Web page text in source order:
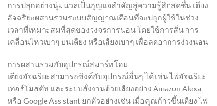
การปลุกอย่างนุ่มนวลเป็นกุญแจสำคัญสู่ความรู้สึกสดชื่น เตียง
อัจฉริยะผสานรวมระบบสัญญาณเตือนที่จะปลุกผู้ใช้ในช่วง
เวลาที่เหมาะสมที่สุดของวงจรการนอน โดยใช้การสั่น การ
เคลื่อนไหวเบาๆ บนเตียง หรือเสียงเบาๆ เพื่อลดอาการง่วงนอน
การผสานรวมกับอุปกรณ์สมาร์ทโฮม
เตียงอัจฉริยะสามารถซิงค์กับอุปกรณ์อื่นๆ ได้ เช่น ไฟอัจฉริยะ
เทอร์โมสตัท และระบบสั่งงานด้วยเสียงอย่าง Amazon Alexa
หรือ Google Assistant ยกตัวอย่างเช่น เมื่อคุณก้าวขึ้นเตียง ไฟ